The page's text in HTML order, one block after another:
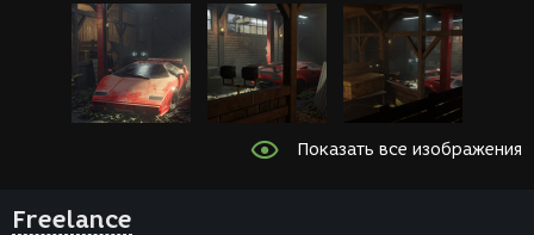
Показать все изображения
Freelance